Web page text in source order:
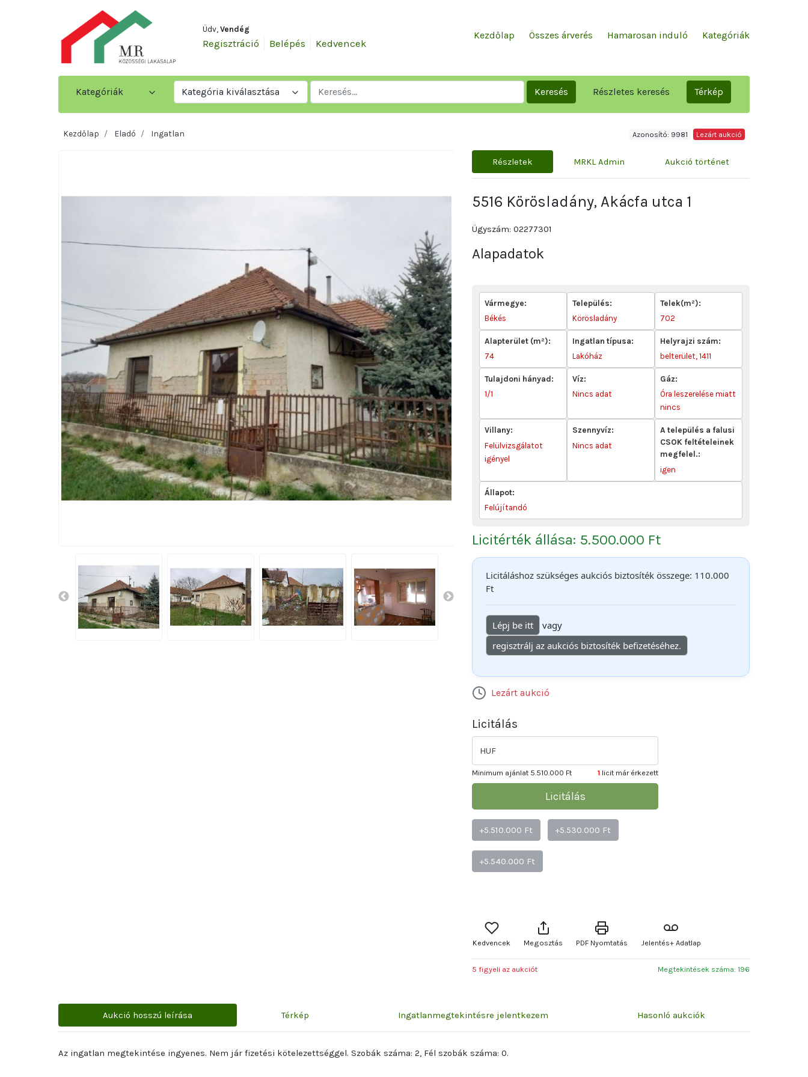
Üdv, Vendég
Regisztráció Belépés Kedvencek
Kezdőlap Összes árverés Hamarosan induló Kategóriák
Kategóriák Kategória kiválasztása Keresés Részletes keresés Térkép
Kezdőlap Eladó Ingatlan Azonosító: 9981 Lezárt aukció
Részletek MRKL Admin Aukció történet
5516 Körösladány, Akácfa utca 1
Ügyszám: 02277301
Alapadatok
Vármegye:
Békés
Település:
Körösladány
Telek(m²):
702
Alapterület (m²):
74
Ingatlan típusa:
Lakóház
Helyrajzi szám:
belterület, 1411
Tulajdoni hányad:
1/1
Víz:
Nincs adat
Gáz:
Óra leszerelése miatt
nincs
Villany:
Felülvizsgálatot
igényel
Szennyvíz:
Nincs adat
A település a falusi
CSOK feltételeinek
megfelel.:
igen
Állapot:
Felújítandó
Licitérték állása: 5.500.000 Ft
Licitáláshoz szükséges aukciós biztosíték összege: 110.000
Ft
Lépj be itt
vagy
regisztrálj az aukciós biztosíték befizetéséhez.
Lezárt aukció
Licitálás
HUF
Minimum ajánlat 5.510.000 Ft 1 licit már érkezett
Licitálás
+5.510.000 Ft +5.530.000 Ft
+5.540.000 Ft
Kedvencek Megosztás PDF Nyomtatás Jelentés+ Adatlap
5 figyeli az aukciót Megtekintések száma: 196
Aukció hosszú leírása Térkép Ingatlanmegtekintésre jelentkezem Hasonló aukciók
Az ingatlan megtekintése ingyenes. Nem jár fizetési kötelezettséggel. Szobák száma: 2, Fél szobák száma: 0.